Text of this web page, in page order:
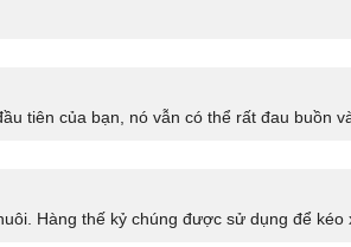
tiên của bạn, nó vẫn có thể rất đau buồn và
Hàng thế kỷ chúng được sử dụng để kéo